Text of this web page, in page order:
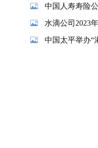
中国人寿寿险公司荣获
水滴公司2023年
中国太平举办“港人湾区养老